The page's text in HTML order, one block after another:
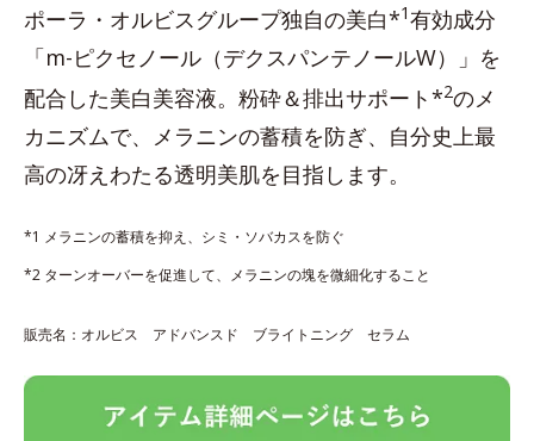
ポーラ・オルビスグループ独自の美白*1有効成分
「m-ピクセノール（デクスパンテノールW）」を
配合した美白美容液。粉砕＆排出サポート*2のメ
カニズムで、メラニンの蓄積を防ぎ、自分史上最
高の冴えわたる透明美肌を目指します。
*1 メラニンの蓄積を抑え、シミ・ソバカスを防ぐ
*2 ターンオーバーを促進して、メラニンの塊を微細化すること
販売名：オルビス アドバンスド ブライトニング セラム